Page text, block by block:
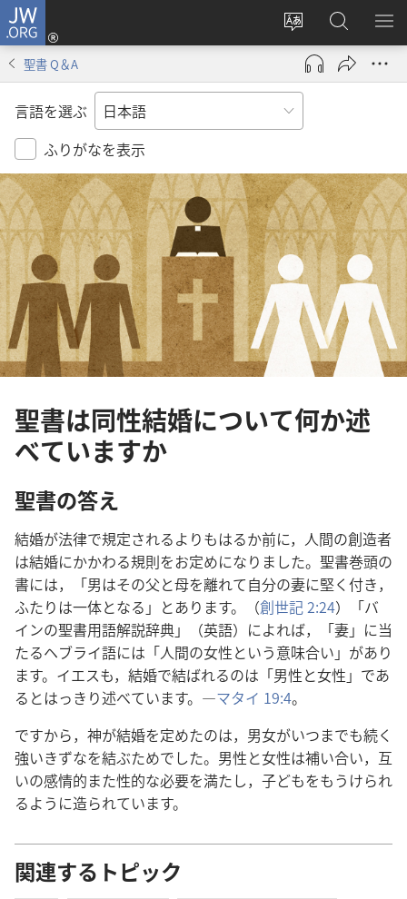
JW.ORG
サ
イ
ト
の
言
を
変
え
る
ロ
グ
ン
し
タ
ブ
で
開
く）
JW.ORG
の
検
メ
を
聖書 Q＆A
言語を選ぶ
ふりがなを表示
聖書は同性結婚について何か述
べていますか
聖書の答え
結婚が法律で規定されるよりもはるか前に， 人間の創造者
は結婚にかかわる規則をお定めになりました。 聖書巻頭の
書には，「男はその父と母を離れて自分の妻に堅く 付き，
ふたりは一体となる」とあります。（創世記2:24）「バ
インの聖書用語解説辞典」（英語）によれば，「妻」に当
たるヘブライ語には「人間の女性という意味合い」があり
ます。イエスも， 結婚で結ばれるのは「男性と女性 」であ
るとはっきり述べています。―マタイ 19:4。
ですから， 神が結婚を定めたのは， 男女がいつまでも続く
強いきずなを結ぶためでした。 男性と女性は補い合い， 互
いの感情的また性的な必要を満たし， 子どもをもうけられ
るように造られています。
関連するトピック